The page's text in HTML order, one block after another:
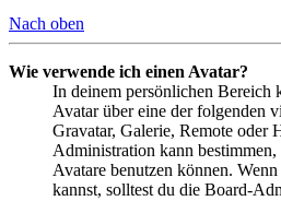
Nach oben
Wie verwende ich einen Avatar?
In deinem persönlichen Bereich
Avatar über eine der folgenden
Gravatar, Galerie, Remote oder
Administration kann
Avatare benutzen können.
kannst, solltest du die Board-